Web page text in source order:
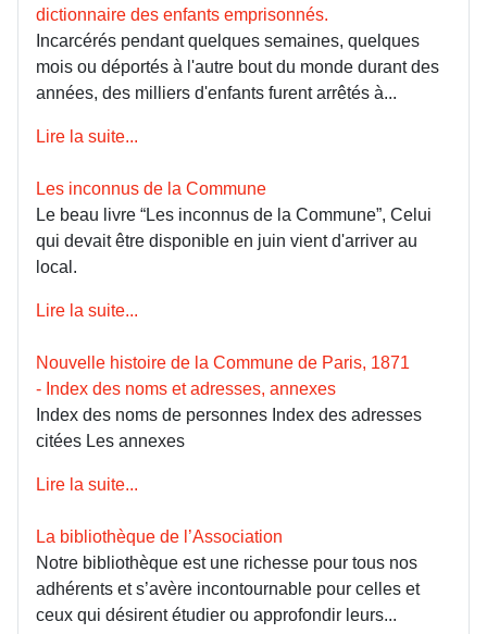
dictionnaire des enfants emprisonnés.
Incarcérés pendant quelques semaines, quelques
mois ou déportés à l'autre bout du monde durant des
années, des milliers d'enfants furent arrêtés à...
Lire la suite...
Les inconnus de la Commune
Le beau livre “Les inconnus de la Commune”, Celui
qui devait être disponible en juin vient d'arriver au
local.
Lire la suite...
Nouvelle histoire de la Commune de Paris, 1871
- Index des noms et adresses, annexes
Index des noms de personnes Index des adresses
citées Les annexes
Lire la suite...
La bibliothèque de l’Association
Notre bibliothèque est une richesse pour tous nos
adhérents et s’avère incontournable pour celles et
ceux qui désirent étudier ou approfondir leurs...